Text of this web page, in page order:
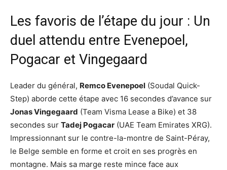
Les favoris de l’étape du jour : Un
duel attendu entre Evenepoel,
Pogacar et Vingegaard
Leader du général, Remco Evenepoel (Soudal Quick-
Step) aborde cette étape avec 16 secondes d’avance sur
Jonas Vingegaard (Team Visma Lease a Bike) et 38
secondes sur Tadej Pogacar (UAE Team Emirates XRG).
Impressionnant sur le contre-la-montre de Saint-Péray,
le Belge semble en forme et croit en ses progrès en
montagne. Mais sa marge reste mince face aux